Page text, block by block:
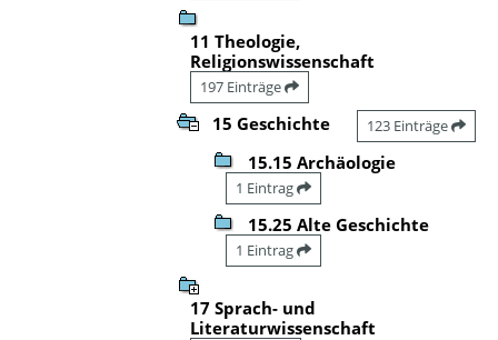
11 Theologie,
Religionswissenschaft
197 Einträge
15 Geschichte 123 Einträge
15.15 Archäologie
1 Eintrag
15.25 Alte Geschichte
1 Eintrag
17 Sprach- und
Literaturwissenschaft